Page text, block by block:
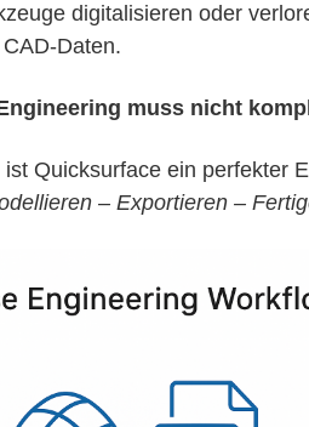
digitalisieren oder
Daten.
muss nicht
Quicksurface ein perfekter
– Exportieren –